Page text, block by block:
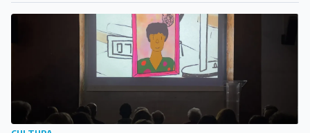
Há 3 horas